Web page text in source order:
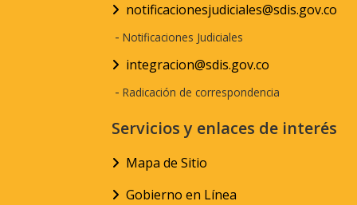
notificacionesjudiciales@sdis.gov.co
- Notificaciones Judiciales
integracion@sdis.gov.co
- Radicación de correspondencia
Servicios y enlaces de interés
Mapa de Sitio
Gobierno en Línea